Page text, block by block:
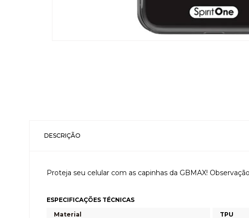
DESCRIÇÃO
Proteja seu celular com as capinhas da GBMAX!
ESPECIFICAÇÕES TÉCNICAS
Material
TPU